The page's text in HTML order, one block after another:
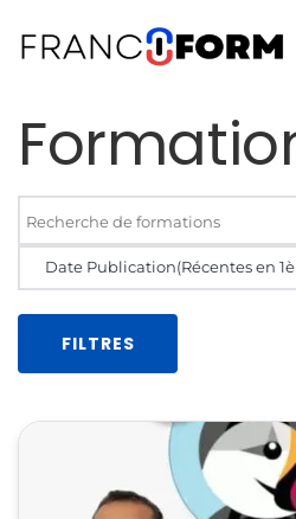
FILTRES